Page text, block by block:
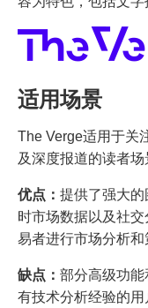
适用场景
The Verge适用于关
及深度报道的读者场
优点： 提供了强大
时市场数据以及社
易者进行市场分析和
缺点： 部分高级功
有技术分析经验的用